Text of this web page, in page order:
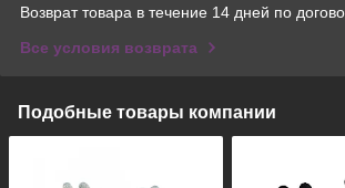
Возврат товара в течение 14 дней по
Все условия возврата
Подобные товары компании